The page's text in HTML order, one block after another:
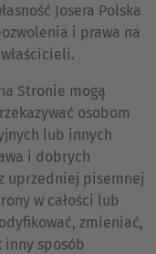
Josera Polska
i prawa na
Stronie mogą
osobom
lub innych
i dobrych
uprzedniej pisemnej
w całości lub
zmieniać,
inny sposób